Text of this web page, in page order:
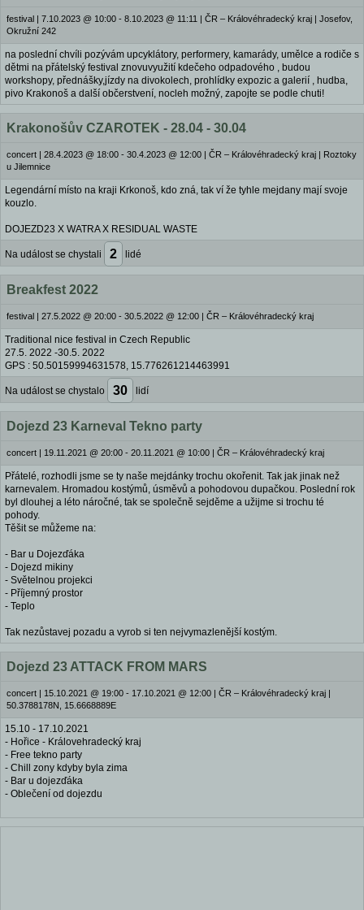
festival | 7.10.2023 @ 10:00 - 8.10.2023 @ 11:11 | ČR – Královéhradecký kraj | Josefov,
Okružní 242
na poslední chvíli pozývám upcyklátory, performery, kamarády, umělce a rodiče s
dětmi na přátelský festival znovuvyužití kdečeho odpadového , budou
workshopy, přednášky,jízdy na divokolech, prohlídky expozic a galerií , hudba,
pivo Krakonoš a další občerstvení, nocleh možný, zapojte se podle chuti!
Krakonošův CZAROTEK - 28.04 - 30.04
concert | 28.4.2023 @ 18:00 - 30.4.2023 @ 12:00 | ČR – Královéhradecký kraj | Roztoky
u Jilemnice
Legendární místo na kraji Krkonoš, kdo zná, tak ví že tyhle mejdany mají svoje
kouzlo.
DOJEZD23 X WATRA X RESIDUAL WASTE
Na událost se chystali 2 lidé
Breakfest 2022
festival | 27.5.2022 @ 20:00 - 30.5.2022 @ 12:00 | ČR – Královéhradecký kraj
Traditional nice festival in Czech Republic
27.5. 2022 -30.5. 2022
GPS : 50.50159994631578, 15.776261214463991
Na událost se chystalo 30 lidí
Dojezd 23 Karneval Tekno party
concert | 19.11.2021 @ 20:00 - 20.11.2021 @ 10:00 | ČR – Královéhradecký kraj
Přátelé, rozhodli jsme se ty naše mejdánky trochu okořenit. Tak jak jinak než
karnevalem. Hromadou kostýmů, úsměvů a pohodovou dupačkou. Poslední rok
byl dlouhej a léto náročné, tak se společně sejděme a užijme si trochu té
pohody.
Těšit se můžeme na:
- Bar u Dojezďáka
- Dojezd mikiny
- Světelnou projekci
- Příjemný prostor
- Teplo
Tak nezůstavej pozadu a vyrob si ten nejvymazlenější kostým.
Dojezd 23 ATTACK FROM MARS
concert | 15.10.2021 @ 19:00 - 17.10.2021 @ 12:00 | ČR – Královéhradecký kraj |
50.3788178N, 15.6668889E
15.10 - 17.10.2021
- Hořice - Královehradecký kraj
- Free tekno party
- Chill zony kdyby byla zima
- Bar u dojezďáka
- Oblečení od dojezdu